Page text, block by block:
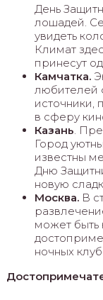
День
лошадей.
увидеть
Климат
принесут
Камчатка.
любителей
источники,
в сферу
Казань .
Город
известны
Дню
новую
Москва.В
может быть
ночных